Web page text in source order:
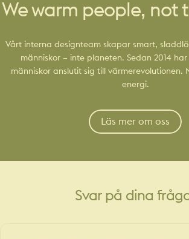
We warm people, not
Vårt interna designteam skapar smart,
människor – inte planeten. Sedan 2014 har
människor anslutit sig till värmerevolutionen.
energi.
Läs mer om oss
Svar på dina